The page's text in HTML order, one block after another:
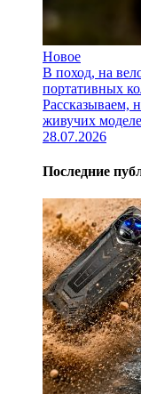
Новое
В поход, на
портативных
Рассказываем,
живучих
28.07.2026
Последние